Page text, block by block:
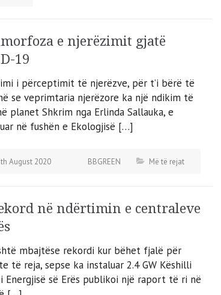
e njerëzimit gjatë
19
i përceptimit të njerëzve, për t’i bërë të
se veprimtaria njerëzore ka një ndikim të
planet Shkrim nga Erlinda Sallauka, e
në fushën e Ekologjisë […]
August 2020 BBGREEN Më të rejat
në ndërtimin e centraleve
mbajtëse rekordi kur bëhet fjalë për
të reja, sepse ka instaluar 2.4 GW Këshilli
Energjisë së Erës publikoi ​​një raport të ri në